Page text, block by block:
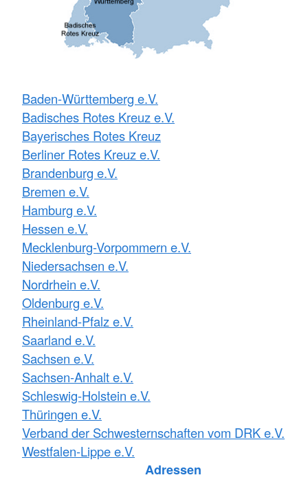
Baden-Württemberg e.V.
Badisches Rotes Kreuz e.V.
Bayerisches Rotes Kreuz
Berliner Rotes Kreuz e.V.
Brandenburg e.V.
Bremen e.V.
Hamburg e.V.
Hessen e.V.
Mecklenburg-Vorpommern e.V.
Niedersachsen e.V.
Nordrhein e.V.
Oldenburg e.V.
Rheinland-Pfalz e.V.
Saarland e.V.
Sachsen e.V.
Sachsen-Anhalt e.V.
Schleswig-Holstein e.V.
Thüringen e.V.
Verband der Schwesternschaften vom DRK e.V.
Westfalen-Lippe e.V.
Foto: A. Zelck / DRKS Adressen